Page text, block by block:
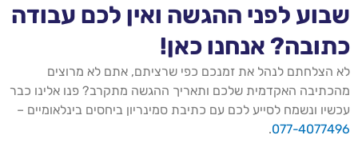
שבוע לפני ההגשה ואין לכם עבודה
כתובה? אנחנו כאן!
לא הצלחתם לנהל את זמנכם כפי שרציתם, אתם לא מרוצים
מהכתיבה האקדמית שלכם ותאריך ההגשה מתקרב? פנו אלינו כבר
עכשיו ונשמח לסייע לכם עם כתיבת סמינריון ביחסים בינלאומיים –
077-4077496
.